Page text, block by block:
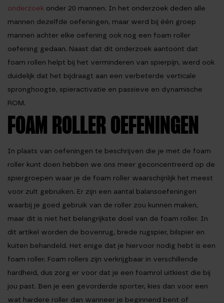
onderzoek onder 20 mannen. In het onderzoek deden alle
mannen dezelfde oefeningen, maar werd bij één groep
mannen achter elke oefening ook nog een foam roller
oefening gedaan. Naast dat dit onderzoek aantoont dat
foam rollen helpt bij het verminderen van spierpijn, werd ook
duidelijk dat het bijdraagt aan een verbeterde verticale
spronghoogte, spieractivatie en passieve en dynamische
ROM.
FOAM ROLLER OEFENINGEN
In plaats van oefeningen te beschrijven die je met de foam
roller kunt doen hebben we ons meer geconcentreerd op de
spiergroepen waar je de foam roller waarschijnlijk het meest
voor zult gebruiken. Er zijn een aantal balansoefeningen
waarbij je goed gebruik van de roller zou kunnen maken,
maar dit is niet het belangrijkste doel van de foam roller. In
dit artikel worden de bovenrug, brede rugspier, bilspier en
kuiten behandeld. Het enige dat je hiervoor nodig hebt is een
foam roller. Foam rollers zijn verkrijgbaar in verschillende
hardheid, dus zorg er voor dat je een foamrol uitkiest die bij
jou past. Ben je een gevorderde sporter, kies dan voor een
wat hardere roller dan wanneer je beginnend bent of